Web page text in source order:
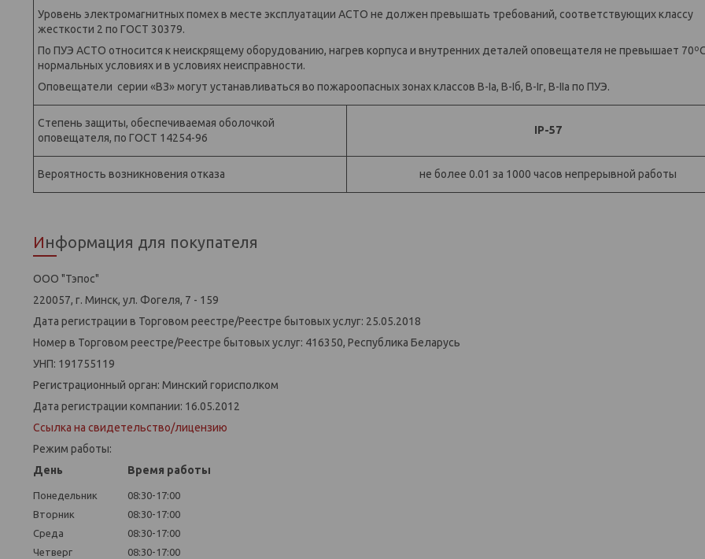
Уровень электромагнитных помех в месте эксплуатации АСТО не должен превышать требований, соответствующих классу
жесткости 2 по ГОСТ 30379.
По ПУЭ АСТО относится к неискрящему оборудованию, нагрев корпуса и внутренних деталей оповещателя не превышает
нормальных условиях и в условиях неисправности.
Оповещатели серии «ВЗ» могут устанавливаться во пожароопасных зонах классов B-Ia, B-Iб, B-Iг, B-IIa по ПУЭ.
Степень защиты, обеспечиваемая оболочкой
оповещателя, по ГОСТ 14254-96
IP-57
Вероятность возникновения отказа не более 0.01 за 1000 часов непрерывной работы
Информация для покупателя
ООО "Тэпос"
220057, г. Минск, ул. Фогеля, 7 - 159
Дата регистрации в Торговом реестре/Реестре бытовых услуг: 25.05.2018
Номер в Торговом реестре/Реестре бытовых услуг: 416350, Республика Беларусь
УНП: 191755119
Регистрационный орган: Минский горисполком
Дата регистрации компании: 16.05.2012
Ссылка на свидетельство/лицензию
Режим работы:
День
Время работы
Понедельник
08:30-17:00
Вторник
08:30-17:00
Среда
08:30-17:00
Четверг
08:30-17:00